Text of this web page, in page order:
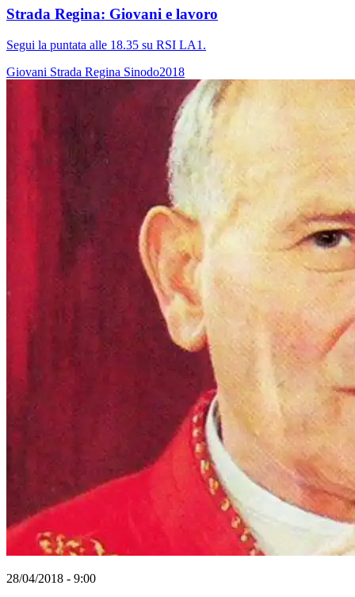
Strada Regina: Giovani e lavoro
Segui la puntata alle 18.35 su RSI LA1.
Giovani Strada Regina Sinodo2018
28/04/2018 - 9:00